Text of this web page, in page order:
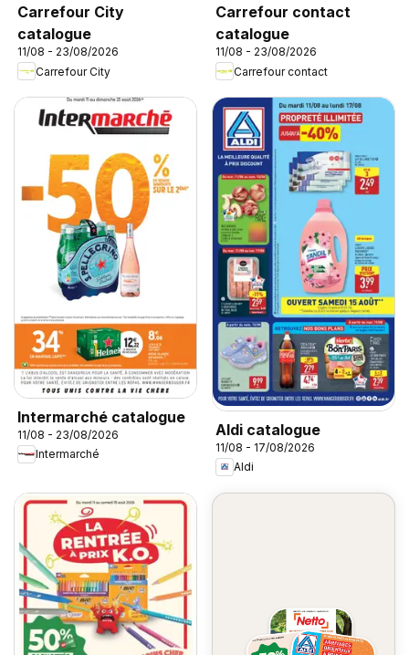
Carrefour City
catalogue
11/08 - 23/08/2026
Carrefour City
Carrefour contact
catalogue
11/08 - 23/08/2026
Carrefour contact
Intermarché catalogue
11/08 - 23/08/2026
Intermarché
Aldi catalogue
11/08 - 17/08/2026
Aldi